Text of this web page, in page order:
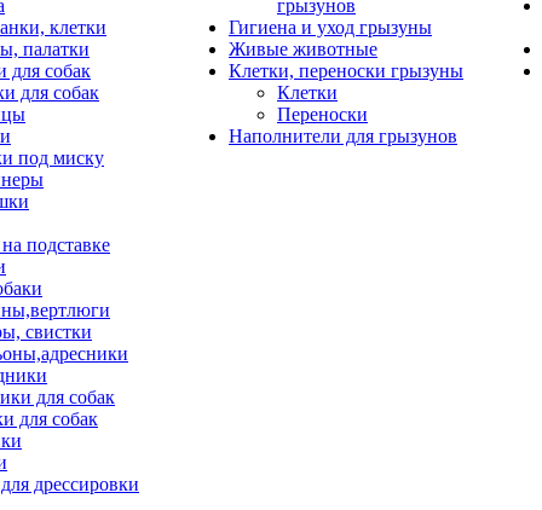
клетки
палатки
для собак
для собак
под миску
подставке
свистки
для собак
для собак
дрессировки
грызунов
Гигиена и уход грызуны
Живые животные
Клетки, переноски грызуны
Клетки
Переноски
Наполнители для грызунов